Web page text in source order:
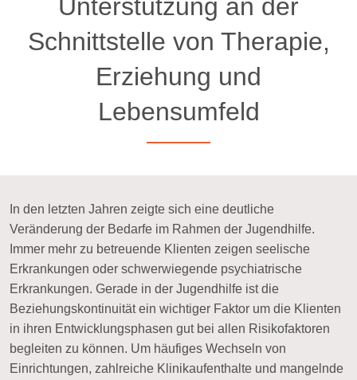
Unterstützung an der
Schnittstelle von Therapie,
Erziehung und
Lebensumfeld
In den letzten Jahren zeigte sich eine deutliche
Veränderung der Bedarfe im Rahmen der Jugendhilfe.
Immer mehr zu betreuende Klienten zeigen seelische
Erkrankungen oder schwerwiegende psychiatrische
Erkrankungen. Gerade in der Jugendhilfe ist die
Beziehungskontinuität ein wichtiger Faktor um die Klienten
in ihren Entwicklungsphasen gut bei allen Risikofaktoren
begleiten zu können. Um häufiges Wechseln von
Einrichtungen, zahlreiche Klinikaufenthalte und mangelnde